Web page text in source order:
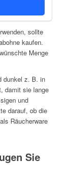
sollte
kaufen.
Menge
dunkel z. B. in
damit sie lange
und
darauf, ob die
Räucherware
Sie